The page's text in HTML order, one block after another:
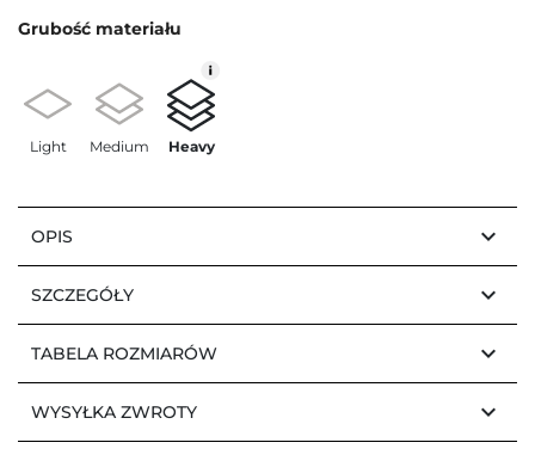
Grubość materiału
Light Medium Heavy
OPIS keyboard_arrow_down
SZCZEGÓŁY keyboard_arrow_down
TABELA ROZMIARÓW keyboard_arrow_down
WYSYŁKA ZWROTY keyboard_arrow_down